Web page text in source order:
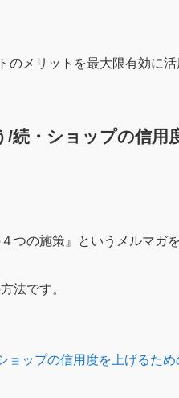
メリットを最大限有効に活
続・ショップの信用
つの施策』というメルマガ
法です。
ョップの信用度を上げるた